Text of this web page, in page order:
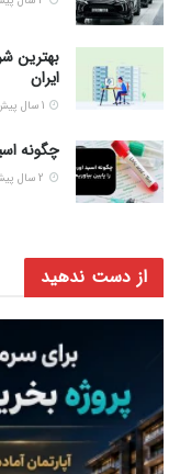
بهترین
ایران
چگونه
از دست ندهید